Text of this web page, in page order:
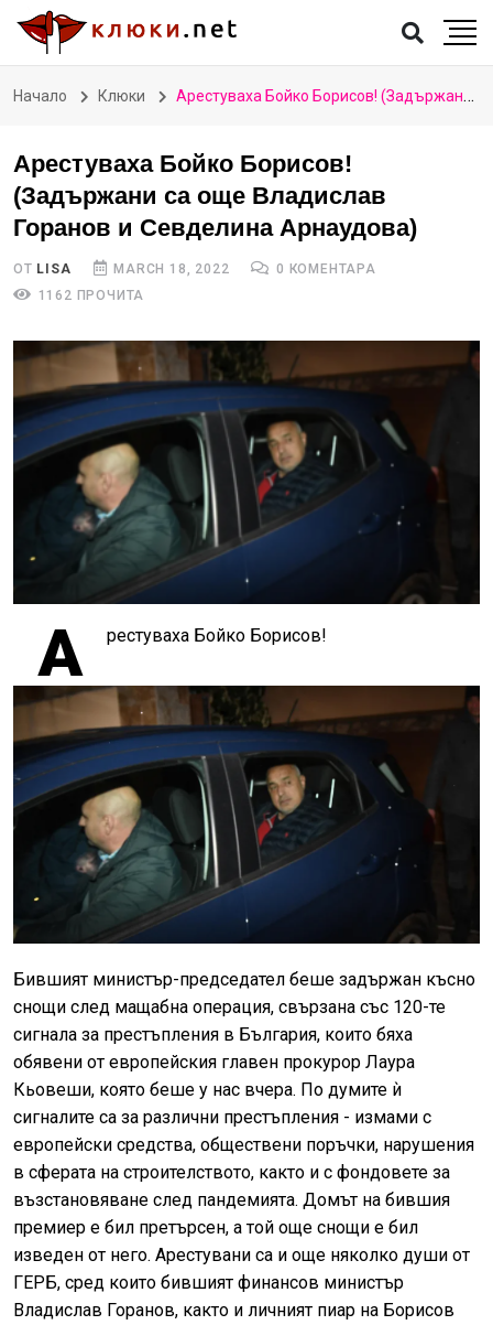
Начало Клюки Арестуваха Бойко Борисов! (Задържани са още Владислав Горанов и Севделина Арнаудова)
Арестуваха Бойко Борисов!
(Задържани са още Владислав
Горанов и Севделина Арнаудова)
ОТ LISA MARCH 18, 2022
0 КОМЕНТАРА
1162 ПРОЧИТА
А рестуваха Бойко Борисов!
Бившият министър-председател беше задържан късно
снощи след мащабна операция, свързана със 120-те
сигнала за престъпления в България, които бяха
обявени от европейския главен прокурор Лаура
Кьовеши, която беше у нас вчера. По думите ѝ
сигналите са за различни престъпления - измами с
европейски средства, обществени поръчки, нарушения
в сферата на строителството, както и с фондовете за
възстановяване след пандемията. Домът на бившия
премиер е бил претърсен, а той още снощи е бил
изведен от него. Арестувани са и още няколко души от
ГЕРБ, сред които бившият финансов министър
Владислав Горанов, както и личният пиар на Борисов